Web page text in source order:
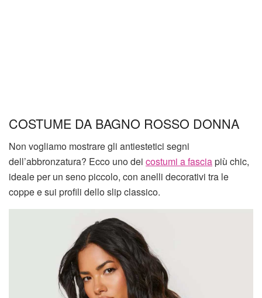
COSTUME DA BAGNO ROSSO DONNA
Non vogliamo mostrare gli antiestetici segni
dell’abbronzatura? Ecco uno dei costumi a fasciapiù chic,
ideale per un seno piccolo, con anelli decorativi tra le
coppe e sui profili dello slip classico.